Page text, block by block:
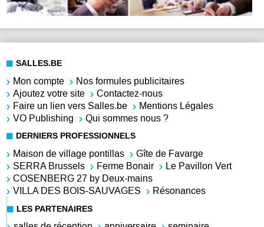
SALLES.BE
Mon compte
Nos formules publicitaires
Ajoutez votre site
Contactez-nous
Faire un lien vers Salles.be
Mentions Légales
VO Publishing
Qui sommes nous ?
DERNIERS PROFESSIONNELS
Maison de village pontillas
Gîte de Favarge
SERRA Brussels
Ferme Bonair
Le Pavillon Vert
COSENBERG 27 by Deux-mains
VILLA DES BOIS-SAUVAGES
Résonances
LES PARTENAIRES